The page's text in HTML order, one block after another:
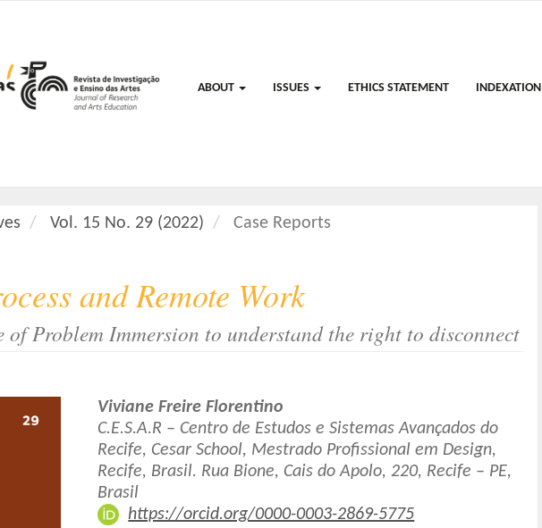
ABOUT ISSUES ETHICS STATEMENT INDEXATION
Vol. 15 No. 29 (2022) Case Reports
and Remote Work
of Problem Immersion to understand the right to disconnect
Main
Article
Content
Viviane Freire Florentino
C.E.S.A.R – Centro de Estudos e Sistemas Avançados do
Recife, Cesar School, Mestrado Profissional em Design,
Recife, Brasil. Rua Bione, Cais do Apolo, 220, Recife – PE,
Brasil
https://orcid.org/0000-0003-2869-5775